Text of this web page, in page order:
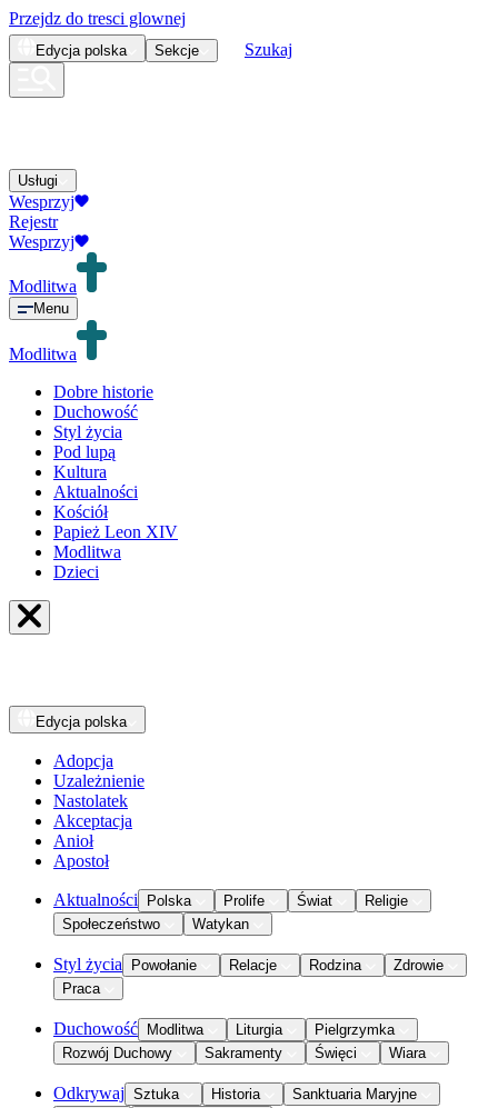
Przejdz do tresci glownej
Edycja polska Sekcje Szukaj
Usługi
Wesprzyj
Rejestr
Wesprzyj
Modlitwa
Menu
Modlitwa
Dobre historie
Duchowość
Styl życia
Pod lupą
Kultura
Aktualności
Kościół
Papież Leon XIV
Modlitwa
Dzieci
Edycja polska
Adopcja
Uzależnienie
Nastolatek
Akceptacja
Anioł
Apostoł
Aktualności Polska Prolife Świat
Religie
Społeczeństwo
Watykan
Styl życia Powołanie Relacje Rodzina
Zdrowie
Praca
Duchowość Modlitwa Liturgia
Pielgrzymka
Rozwój Duchowy
Sakramenty Święci Wiara
Odkrywaj Sztuka Historia
Sanktuaria Maryjne